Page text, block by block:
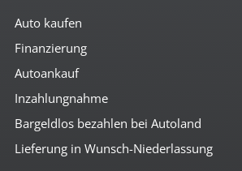
Auto kaufen
Finanzierung
Autoankauf
Inzahlungnahme
Bargeldlos bezahlen bei Autoland
Lieferung in Wunsch-Niederlassung